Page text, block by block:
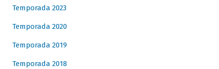
Temporada 2023
Temporada 2020
Temporada 2019
Temporada 2018